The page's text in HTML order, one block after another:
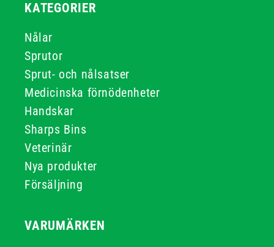
KATEGORIER
Nålar
Sprutor
Sprut- och nålsatser
Medicinska förnödenheter
Handskar
Sharps Bins
Veterinär
Nya produkter
Försäljning
VARUMÄRKEN